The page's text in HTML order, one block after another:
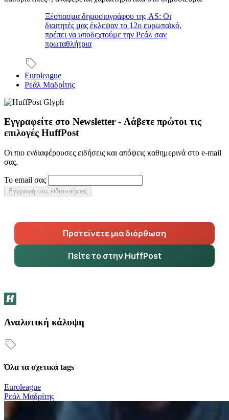
Ξέσπασμα δημοσιογράφου της AS: Οι
διαιτητές μας έκλεψαν το 12ο ευρωπαϊκό,
πρέπει να υποδεχτούμε την Ρεάλ σαν
πρωταθλήτρια
Euroleague
Ρεάλ Μαδρίτης
Εγγραφείτε στο Newsletter - Λάβετε πρώτοι τις
επιλογές HuffPost
Οι πιο ενδιαφέρουσες ειδήσεις και απόψεις καθημερινά στο e-mail
σας.
Το email σας
Εγγραφή στις ειδοποιήσεις
Προτείνετε μια διόρθωση
Πείτε το στην HuffPost
Αναλυτική κάλυψη
Όλα τα σχετικά tags
Euroleague
Ρεάλ Μαδρίτης